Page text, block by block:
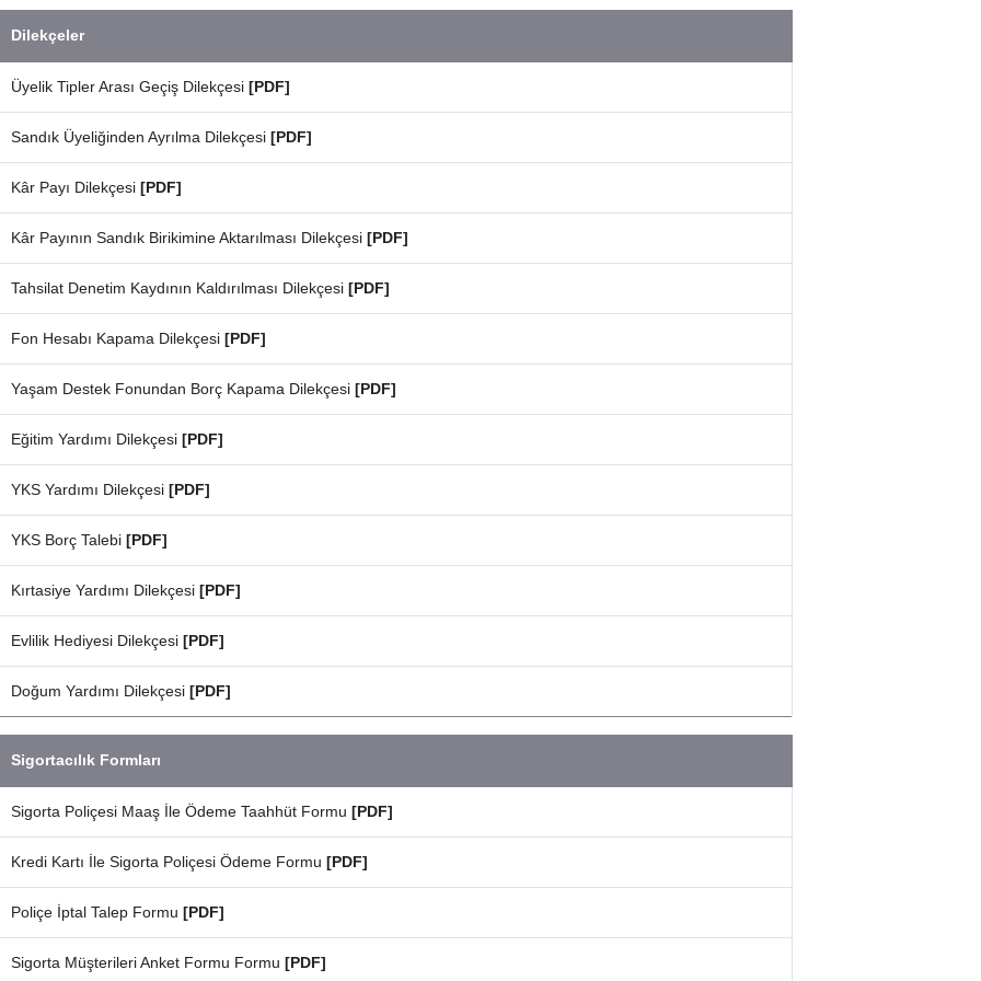
Dilekçeler
Üyelik Tipler Arası Geçiş Dilekçesi [PDF]
Sandık Üyeliğinden Ayrılma Dilekçesi [PDF]
Kâr Payı Dilekçesi [PDF]
Kâr Payının Sandık Birikimine Aktarılması Dilekçesi [PDF]
Tahsilat Denetim Kaydının Kaldırılması Dilekçesi [PDF]
Fon Hesabı Kapama Dilekçesi [PDF]
Yaşam Destek Fonundan Borç Kapama Dilekçesi [PDF]
Eğitim Yardımı Dilekçesi [PDF]
YKS Yardımı Dilekçesi [PDF]
YKS Borç Talebi [PDF]
Kırtasiye Yardımı Dilekçesi [PDF]
Evlilik Hediyesi Dilekçesi [PDF]
Doğum Yardımı Dilekçesi [PDF]
Sigortacılık Formları
Sigorta Poliçesi Maaş İle Ödeme Taahhüt Formu [PDF]
Kredi Kartı İle Sigorta Poliçesi Ödeme Formu [PDF]
Poliçe İptal Talep Formu [PDF]
Sigorta Müşterileri Anket Formu Formu [PDF]